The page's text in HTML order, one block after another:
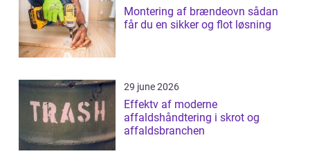
Montering af brændeovn sådan
får du en sikker og flot løsning
29 june 2026
Effektv af moderne
affaldshåndtering i skrot og
affaldsbranchen